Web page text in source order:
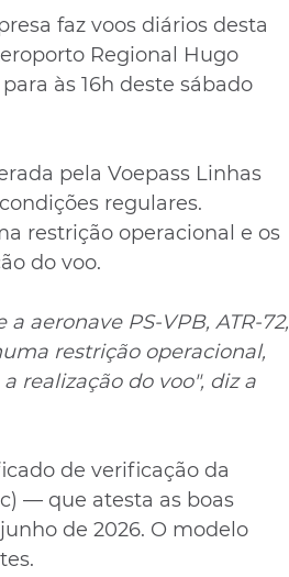
faz voos diários desta
Regional Hugo
às 16h deste sábado
pela Voepass Linhas
regulares.
restrição operacional e os
do voo.
aeronave PS-VPB, ATR-72,
restrição operacional,
realização do voo", diz a
de verificação da
— que atesta as boas
de 2026. O modelo